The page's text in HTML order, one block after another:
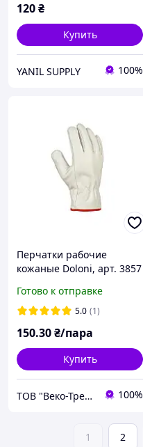
120₴
Купить
YANIL SUPPLY 100%
Перчатки рабочие
кожаные Doloni, арт. 3857
Готово к отправке
5.0 (1)
150.30₴/пара
Купить
ТОВ "Веко-Трейд" 100%
1 2